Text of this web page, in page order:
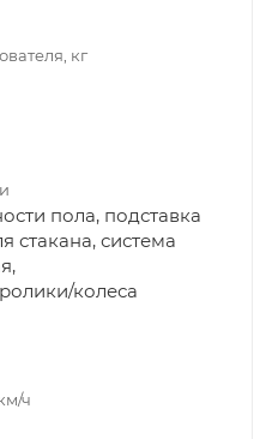
кг
пола, подставка
стакана, система
колеса
ч